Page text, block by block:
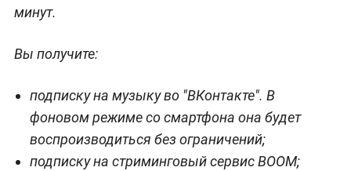
минут.
Вы получите:
подписку на музыку во "ВКонтакте". В
фоновом режиме со смартфона она будет
воспроизводиться без ограничений;
подписку на стриминговый сервис BOOM;